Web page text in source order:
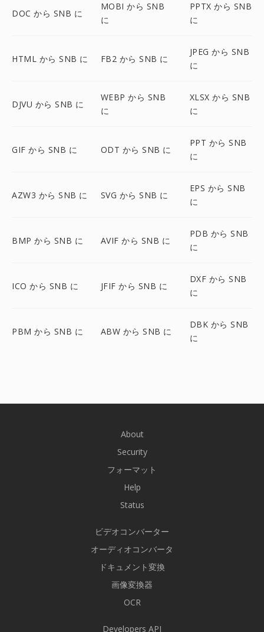
DOC から SNB に
MOBI から SNB
に
PPTX から SNB
に
HTML から SNB に FB2 から SNB に
JPEG から SNB
に
DJVU から SNB に
WEBP から SNB
に
XLSX から SNB
に
GIF から SNB に ODT から SNB に
PPT から SNB
に
AZW3 から SNB に SVG から SNB に
EPS から SNB
に
BMP から SNB に AVIF から SNB に
PDB から SNB
に
ICO から SNB に JFIF から SNB に
DXF から SNB
に
PBM から SNB に ABW から SNB に
DBK から SNB
に
About
Security
フォーマット
Help
Status
ビデオコンバーター
オーディオコンバータ
ドキュメント変換
画像変換器
OCR
Developers API